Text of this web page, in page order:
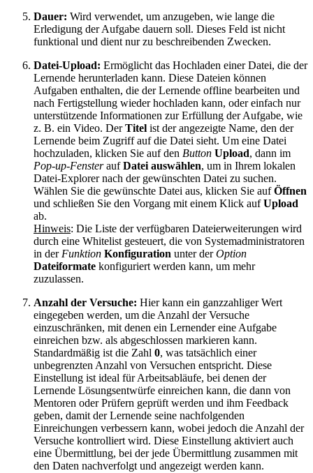
Dauer: Wird verwendet, um anzugeben, wie lange die
Erledigung der Aufgabe dauern soll. Dieses Feld ist nicht
funktional und dient nur zu beschreibenden Zwecken.
Datei-Upload: Ermöglicht das Hochladen einer Datei, die der
Lernende herunterladen kann. Diese Dateien können
Aufgaben enthalten, die der Lernende offline bearbeiten und
nach Fertigstellung wieder hochladen kann, oder einfach nur
unterstützende Informationen zur Erfüllung der Aufgabe, wie
z. B. ein Video. DerTitel ist der angezeigte Name, den der
Lernende beim Zugriff auf die Datei sieht. Um eine Datei
hochzuladen, klicken Sie auf den Button Upload, dann im
Pop-up-FensteraufDatei auswählen, um in Ihrem lokalen
Datei-Explorer nach der gewünschten Datei zu suchen.
Wählen Sie die gewünschte Datei aus, klicken Sie aufÖffnen
und schließen Sie den Vorgang mit einem Klick aufUpload
ab.
Hinweis: Die Liste der verfügbaren Dateierweiterungen wird
durch eine Whitelist gesteuert, die von Systemadministratoren
in der Funktion Konfiguration unter derOption
Dateiformate konfiguriert werden kann, um mehr
zuzulassen.
Anzahl der Versuche: Hier kann ein ganzzahliger Wert
eingegeben werden, um die Anzahl der Versuche
einzuschränken, mit denen ein Lernender eine Aufgabe
einreichen bzw. als abgeschlossen markieren kann.
Standardmäßig ist die Zahl 0, was tatsächlich einer
unbegrenzten Anzahl von Versuchen entspricht. Diese
Einstellung ist ideal für Arbeitsabläufe, bei denen der
Lernende Lösungsentwürfe einreichen kann, die dann von
Mentoren oder Prüfern geprüft werden und ihm Feedback
geben, damit der Lernende seine nachfolgenden
Einreichungen verbessern kann, wobei jedoch die Anzahl der
Versuche kontrolliert wird. Diese Einstellung aktiviert auch
eine Übermittlung, bei der jede Übermittlung zusammen mit
den Daten nachverfolgt und angezeigt werden kann.